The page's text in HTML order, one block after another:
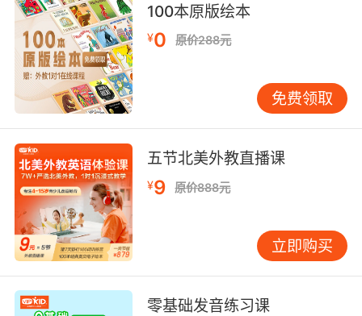
100本原版绘本
¥0 原价288元
免费领取
五节北美外教直播课
¥9 原价888元
立即购买
零基础发音练习课